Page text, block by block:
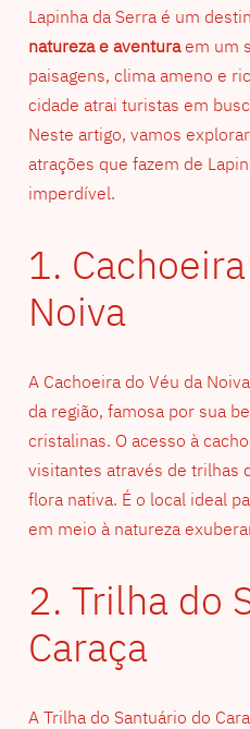
Lapinha da Serra é um
natureza e aventuraem um
paisagens, clima ameno e
cidade atrai turistas em
Neste artigo, vamos
atrações que fazem de
imperdível.
1.
Noiva
A Cachoeira do Véu da
da região, famosa por sua
cristalinas. O acesso à
visitantes através de trilhas
flora nativa. É o local ideal
em meio à natureza
2. Trilha do
Caraça
A Trilha do Santuário do